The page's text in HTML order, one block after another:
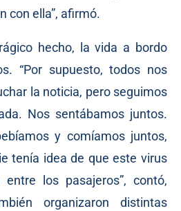
con ella”, afirmó.
hecho, la vida a bordo
“Por supuesto, todos nos
la noticia, pero seguimos
Nos sentábamos juntos.
y comíamos juntos,
tenía idea de que este virus
entre los pasajeros”, contó,
organizaron distintas